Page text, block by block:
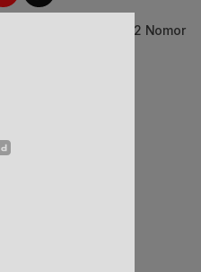
Permai Kavling 22 Nomor
reserved